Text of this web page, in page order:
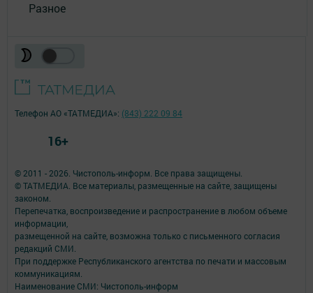
Разное
© 2011 - 2026. Чистополь-информ. Все права защищены.
© ТАТМЕДИА. Все материалы, размещенные на сайте, защищены
законом.
Перепечатка, воспроизведение и распространение в любом объеме
информации,
размещенной на сайте, возможна только с письменного согласия
редакций СМИ.
При поддержке Республиканского агентства по печати и массовым
коммуникациям.
Наименование СМИ: Чистополь-информ
Телефон АО «ТАТМЕДИА»: (843) 222 09 84
16+